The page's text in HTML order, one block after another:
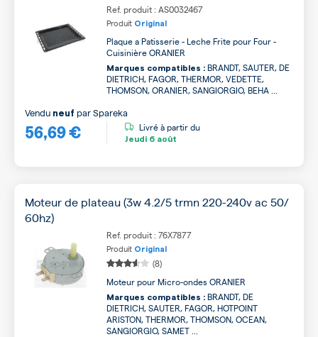
Ref. produit : AS0032467
Produit Original
Plaque a Patisserie - Leche Frite pour Four -
Cuisinière ORANIER
Marques compatibles : BRANDT, SAUTER, DE
DIETRICH, FAGOR, THERMOR, VEDETTE,
THOMSON, ORANIER, SANGIORGIO, BEHA ...
56,69 €
Vendu neuf parSpareka
Livré à partir du
Jeudi 6 août
Moteur de plateau (3w 4.2/5 trmn 220-240v ac 50/
60hz)
Ref. produit : 76X7877
Produit Original
(8)
Moteur pour Micro-ondes ORANIER
Marques compatibles : BRANDT, DE
DIETRICH, SAUTER, FAGOR, HOTPOINT
ARISTON, THERMOR, THOMSON, OCEAN,
SANGIORGIO, SAMET ...